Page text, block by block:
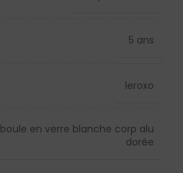
5 ans
leroxo
boule en verre blanche corp alu
dorée